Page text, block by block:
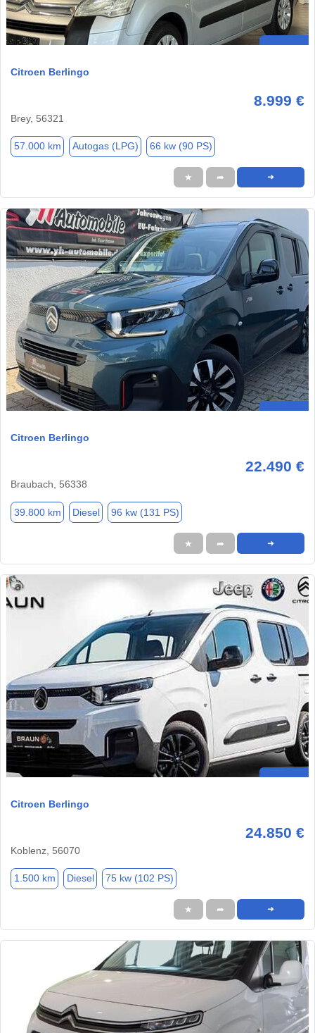
Citroen Berlingo
8.999 €
Brey, 56321
57.000 km Autogas (LPG) 66 kw (90 PS)
★ ➦ ➜
Citroen Berlingo
22.490 €
Braubach, 56338
39.800 km Diesel 96 kw (131 PS)
★ ➦ ➜
Citroen Berlingo
24.850 €
Koblenz, 56070
1.500 km Diesel 75 kw (102 PS)
★ ➦ ➜